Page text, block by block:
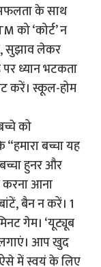
के साथ
को ‘कोर्ट’ न
सुझाव लेकर
पर ध्यान भटकता
करें। स्कूल-होम
को
बच्चा यह
हुनर और
करना आना
बैन न करें। 1
गेम। ‘यूट्यूब
आप खुद
ऐसे में स्वयं के लिए